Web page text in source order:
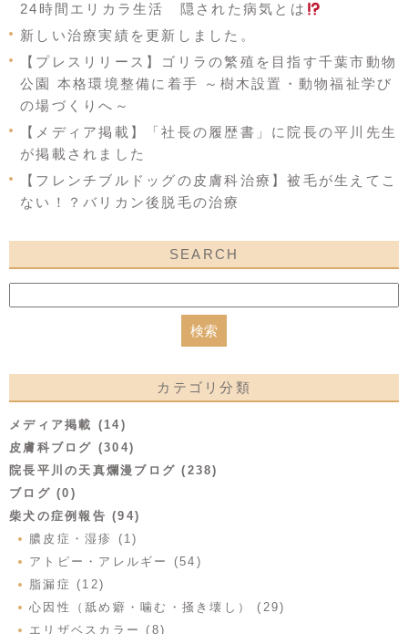
24時間エリカラ生活 隠された病気とは
新しい治療実績を更新しました。
【プレスリリース】ゴリラの繁殖を目指す千葉市動物
公園 本格環境整備に着手 ～樹木設置・動物福祉学び
の場づくりへ～
【メディア掲載】「社長の履歴書」に院長の平川先生
が掲載されました
【フレンチブルドッグの皮膚科治療】被毛が生えてこ
ない！？バリカン後脱毛の治療
SEARCH
カテゴリ分類
メディア掲載 (14)
皮膚科ブログ (304)
院長平川の天真爛漫ブログ (238)
ブログ (0)
柴犬の症例報告 (94)
膿皮症・湿疹 (1)
アトピー・アレルギー (54)
脂漏症 (12)
心因性（舐め癖・噛む・掻き壊し） (29)
エリザベスカラー (8)